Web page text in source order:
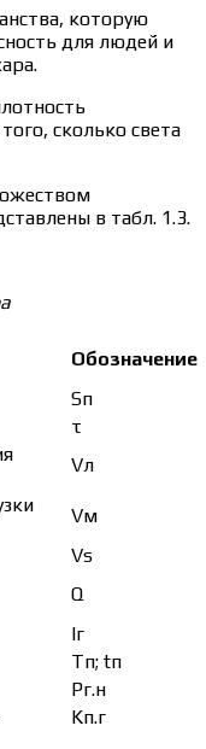
которую
для людей и
сколько света
в табл. 1.3.
Обозначение
Sп
τ
Vл
Vм
Vs
Q
Iг
Tп; tп
Pг.н
Kп.г